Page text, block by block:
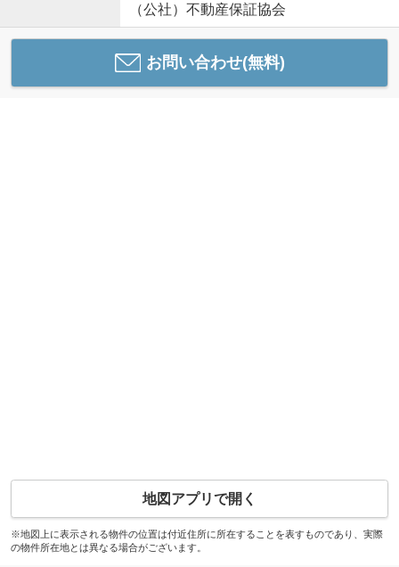
（公社）不動産保証協会
お問い合わせ(無料)
地図アプリで開く
※地図上に表示される物件の位置は付近住所に所在することを表すものであり、実際
の物件所在地とは異なる場合がございます。